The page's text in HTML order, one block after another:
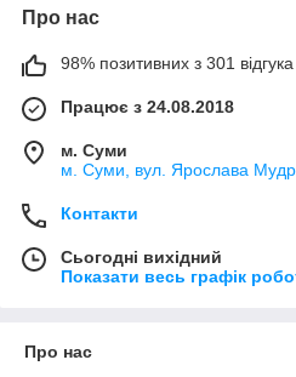
Про нас
98% позитивних з 301 відгука
Працює з 24.08.2018
м. Суми
м. Суми, вул. Ярослава
Контакти
Сьогодні вихідний
Показати весь графік
Про нас